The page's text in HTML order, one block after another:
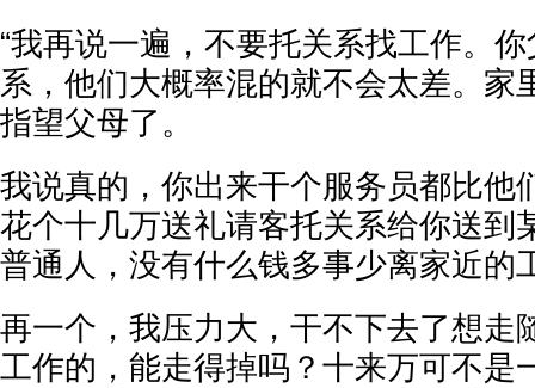
“我再说一遍，不要托关系找工作。
系，他们大概率混的就不会太差。家
指望父母了。
我说真的，你出来干个服务员都比他
花个十几万送礼请客托关系给你送到
普通人，没有什么钱多事少离家近的
再一个，我压力大，干不下去了想走
工作的，能走得掉吗？十来万可不是